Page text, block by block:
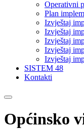
Operativni
Plan
Izvještaj
Izvještaj
Izvještaj
Izvještaj
Izvještaj
SISTEM 48
Kontakti
Općinsko